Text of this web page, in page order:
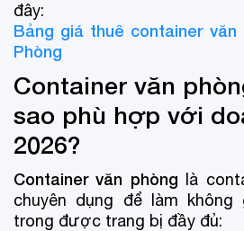
đây:
Bảng giá thuê container văn
Phòng
Container văn
sao phù hợp với
2026?
Container văn phòng là
chuyên dụng để làm không
trong được trang bị đầy đủ: